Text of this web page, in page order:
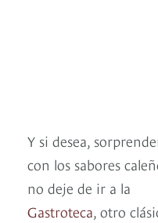
Y si desea,
con los sabores
no deje de ir a la
Gastroteca , otro